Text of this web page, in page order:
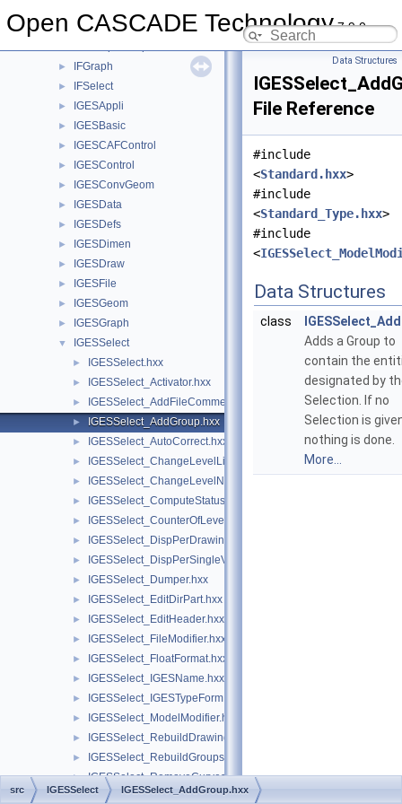
Open CASCADE Technology7.9.0
HLRTest
► IFGraph
► IFSelect
► IGESAppli
► IGESBasic
► IGESCAFControl
► IGESControl
► IGESConvGeom
► IGESData
► IGESDefs
► IGESDimen
► IGESDraw
► IGESFile
► IGESGeom
► IGESGraph
▼ IGESSelect
► IGESSelect.hxx
► IGESSelect_Activator.hxx
► IGESSelect_AddFileComment.hxx
► IGESSelect_AddGroup.hxx
► IGESSelect_AutoCorrect.hxx
► IGESSelect_ChangeLevelList.hxx
► IGESSelect_ChangeLevelNumber.hxx
► IGESSelect_ComputeStatus.hxx
► IGESSelect_CounterOfLevelNumber.hxx
► IGESSelect_DispPerDrawing.hxx
► IGESSelect_DispPerSingleView.hxx
► IGESSelect_Dumper.hxx
► IGESSelect_EditDirPart.hxx
► IGESSelect_EditHeader.hxx
► IGESSelect_FileModifier.hxx
► IGESSelect_FloatFormat.hxx
► IGESSelect_IGESName.hxx
► IGESSelect_IGESTypeForm.hxx
► IGESSelect_ModelModifier.hxx
► IGESSelect_RebuildDrawings.hxx
► IGESSelect_RebuildGroups.hxx
► IGESSelect_RemoveCurves.hxx
► IGESSelect_SelectBasicGeom.hxx
Data Structures
File Reference
#include
<Standard.hxx>
#include
<Standard_Type.hxx>
#include
<
Data Structures
class
Adds a Group to
contain the
designated by
Selection. If no
Selection is
nothing is done.
More...
src IGESSelect IGESSelect_AddGroup.hxx